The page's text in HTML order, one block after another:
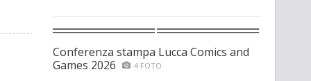
Conferenza stampa Lucca Comics and
Games 2026
4 FOTO